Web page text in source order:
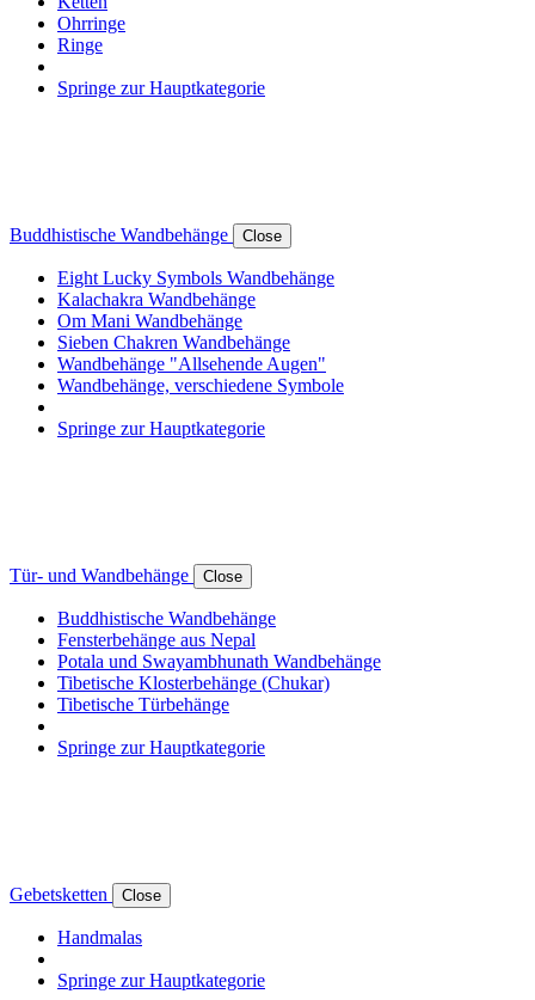
Ohrringe
Ringe
Springe zur Hauptkategorie
Buddhistische Wandbehänge Close
Eight Lucky Symbols Wandbehänge
Kalachakra Wandbehänge
Om Mani Wandbehänge
Sieben Chakren Wandbehänge
Wandbehänge "Allsehende Augen"
Wandbehänge, verschiedene Symbole
Springe zur Hauptkategorie
Tür- und Wandbehänge Close
Buddhistische Wandbehänge
Fensterbehänge aus Nepal
Potala und Swayambhunath Wandbehänge
Tibetische Klosterbehänge (Chukar)
Tibetische Türbehänge
Springe zur Hauptkategorie
Gebetsketten Close
Handmalas
Springe zur Hauptkategorie